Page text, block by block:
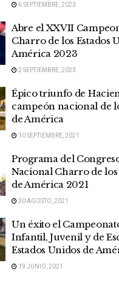
6 SEPTIEMBRE, 2023
Abre el XXVII
Charro de los Estados
América 2023
2 SEPTIEMBRE, 2023
Épico triunfo de
campeón nacional de
de América
10 SEPTIEMBRE, 2021
Programa del
Nacional Charro de los
de América 2021
30 AGOSTO, 2021
Un éxito el
Infantil, Juvenil y de
Estados Unidos de
19 JUNIO, 2021